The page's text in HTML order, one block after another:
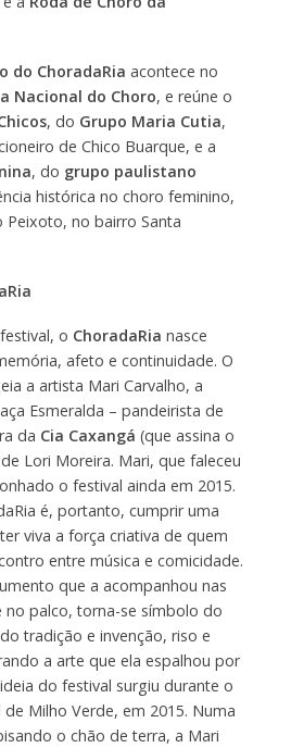
do ChoradaRia acontece no
Nacional do Choro, e reúne o
, do Grupo Maria Cutia,
de Chico Buarque, e a
, do grupo paulistano
histórica no choro feminino,
Peixoto, no bairro Santa
o ChoradaRia nasce
afeto e continuidade. O
a artista Mari Carvalho, a
Esmeralda – pandeirista de
da Cia Caxangá (que assina o
Lori Moreira. Mari, que faleceu
o festival ainda em 2015.
é, portanto, cumprir uma
viva a força criativa de quem
entre música e comicidade.
que a acompanhou nas
no palco, torna-se símbolo do
tradição e invenção, riso e
a arte que ela espalhou por
do festival surgiu durante o
de Milho Verde, em 2015. Numa
o chão de terra, a Mari